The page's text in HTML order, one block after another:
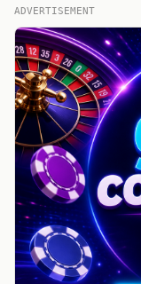
ADVERTISEMENT